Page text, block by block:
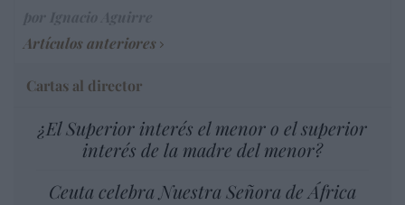
Artículos anteriores
Cartas al director
¿El Superior interés el menor o el superior
interés de la madre del menor?
Ceuta celebra Nuestra Señora de África